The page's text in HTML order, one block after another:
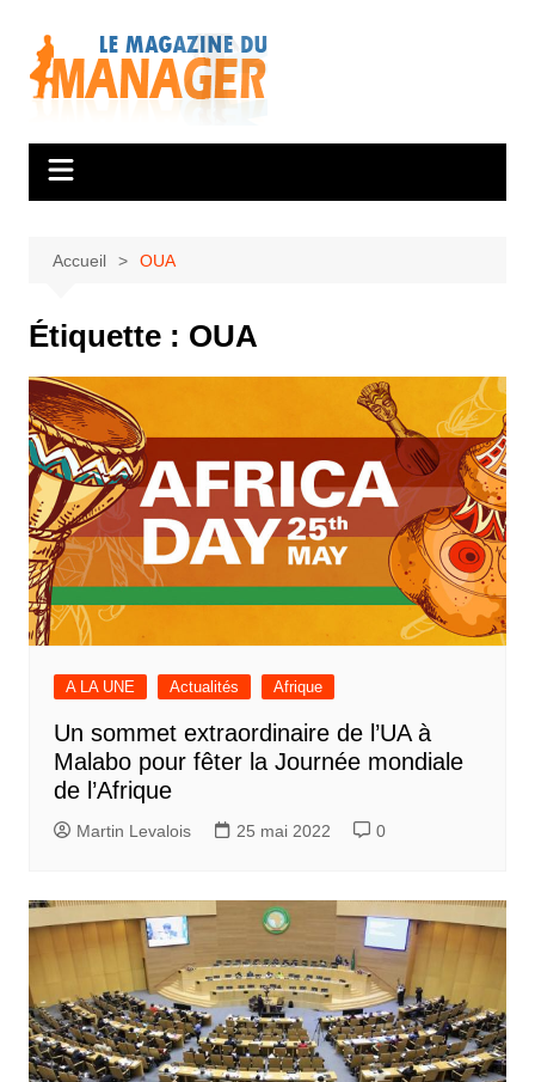
contenu
Accueil OUA
Étiquette : OUA
A LA UNE Actualités Afrique
Un sommet extraordinaire de l’UA à
Malabo pour fêter la Journée mondiale
de l’Afrique
Martin Levalois 25 mai 2022 0